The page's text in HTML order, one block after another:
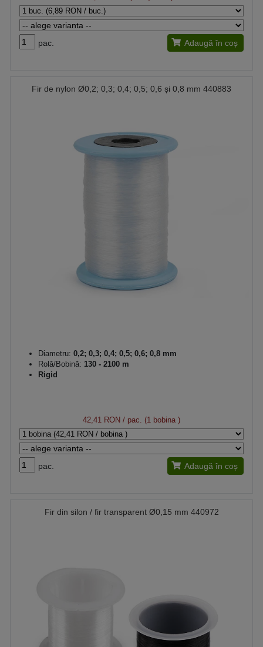
pac. Adaugă în coș
Fir de nylon Ø0,2; 0,3; 0,4; 0,5; 0,6 și 0,8 mm 440883
Diametru: 0,2; 0,3; 0,4; 0,5; 0,6; 0,8 mm
Rolă/Bobină: 130 - 2100 m
Rigid
42,41 RON / pac. (1 bobina )
pac. Adaugă în coș
Fir din silon / fir transparent Ø0,15 mm 440972